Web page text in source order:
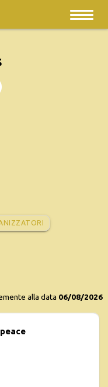
alla data 06/08/2026